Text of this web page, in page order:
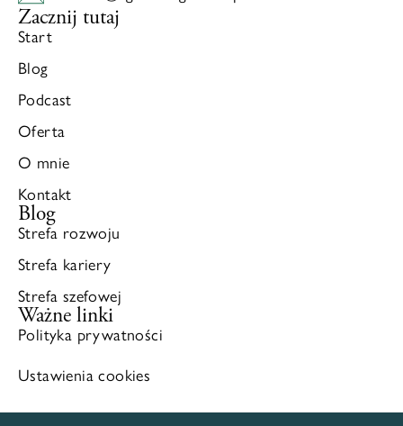
Zacznij tutaj
Start
Blog
Podcast
Oferta
O mnie
Kontakt
Blog
Strefa rozwoju
Strefa kariery
Strefa szefowej
Ważne linki
Polityka prywatności
Ustawienia cookies